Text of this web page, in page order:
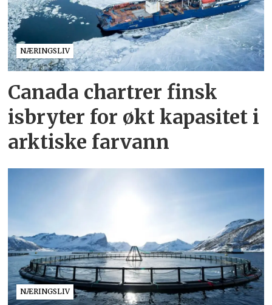
NÆRINGSLIV
Canada chartrer finsk
isbryter for økt kapasitet i
arktiske farvann
NÆRINGSLIV